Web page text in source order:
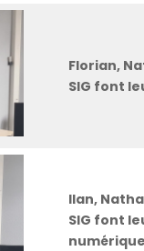
Florian,
SIG font
Ilan,
SIG font